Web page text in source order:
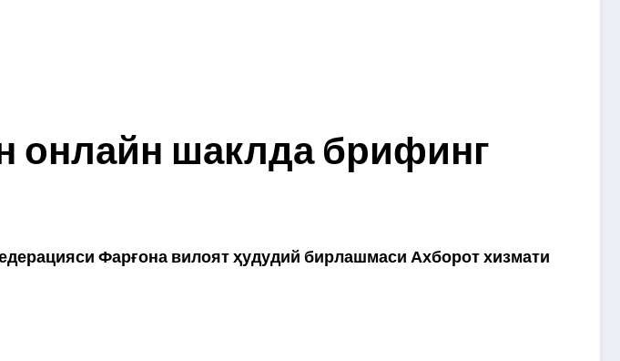
онлайн шаклда брифинг
Фарғона вилоят ҳудудий бирлашмаси Ахборот хизмати